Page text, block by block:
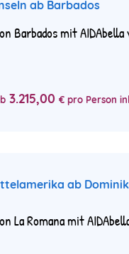
ab Barbados
Barbados mit AIDAbella
3.215,00 € pro Person
ab
La Romana mit